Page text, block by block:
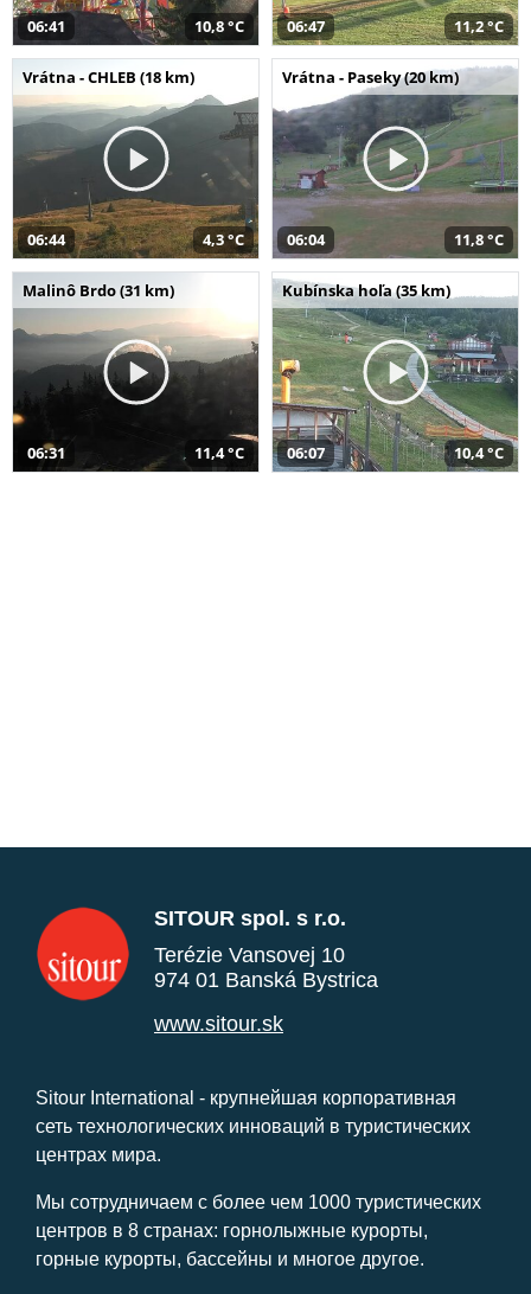
06:41 10,8 °C 06:47 11,2 °C
Vrátna - CHLEB (18 km)
06:44 4,3 °C
Vrátna - Paseky (20 km)
06:04 11,8 °C
Malinô Brdo (31 km)
06:31 11,4 °C
Kubínska hoľa (35 km)
06:07 10,4 °C
SITOUR spol. s r.o.
Terézie Vansovej 10
974 01 Banská Bystrica
www.sitour.sk
Sitour International - крупнейшая корпоративная
сеть технологических инноваций в туристических
центрах мира.
Мы сотрудничаем с более чем 1000 туристических
центров в 8 странах: горнолыжные курорты,
горные курорты, бассейны и многое другое.